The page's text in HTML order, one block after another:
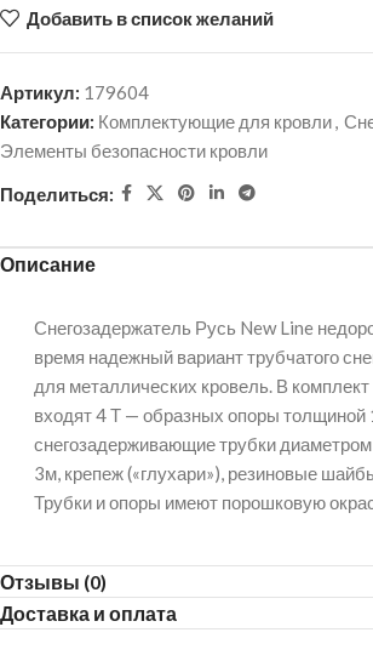
Добавить в список желаний
Артикул: 179604
Категории: Комплектующие для кровли,
Элементы безопасности кровли
Поделиться:
Описание
Снегозадержатель Русь New Line
время надежный вариант трубчатого
для металлических кровель. В комплект
входят 4 Т — образных опоры толщиной
снегозадерживающие трубки
3м, крепеж («глухари»), резиновые
Трубки и опоры имеют порошковую
Отзывы (0)
Доставка и оплата